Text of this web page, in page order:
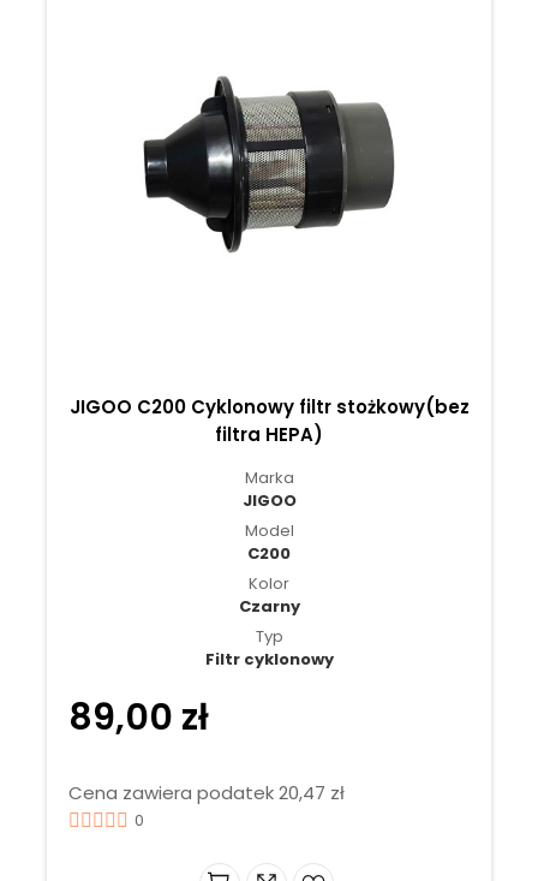
JIGOO C200 Cyklonowy filtr stożkowy(bez
filtra HEPA)
Marka
JIGOO
Model
C200
Kolor
Czarny
Typ
Filtr cyklonowy
89,00 zł
Cena zawiera podatek 20,47 zł
0